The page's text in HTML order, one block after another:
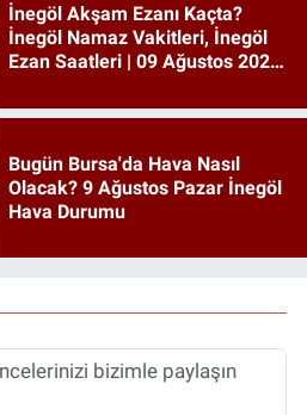
İnegöl Akşam Ezanı Kaçta?
İnegöl Namaz Vakitleri, İnegöl
Ezan Saatleri | 09 Ağustos 2026
Bugün Bursa'da Hava Nasıl
Olacak? 9 Ağustos Pazar İnegöl
Hava Durumu